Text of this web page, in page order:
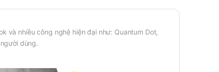
và nhiều công nghệ hiện đại như: Quantum Dot,
dùng.